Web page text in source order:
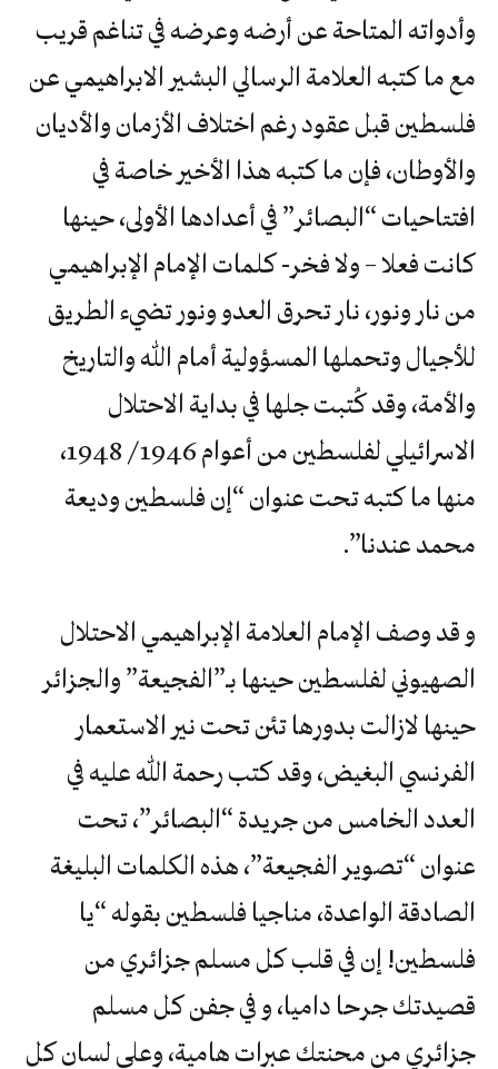
وأدواته المتاحة عن أرضه وعرضه في تناغم قريب
مع ما كتبه العلامة الرسالي البشير الابراهيمي عن
فلسطين قبل عقود رغم اختلاف الأزمان والأديان
والأوطان، فإن ما كتبه هذا الأخير خاصة في
افتتاحيات “البصائر” في أعدادها الأولى، حينها
كانت فعلا – ولا فخر- كلمات الإمام الإبراهيمي
من نار ونور، نار تحرق العدو ونور تضيء الطريق
للأجيال وتحملها المسؤولية أمام الله والتاريخ
والأمة، وقد كُتبت جلها في بداية الاحتلال
الاسرائيلي لفلسطين من أعوام 1946/ 1948،
منها ما كتبه تحت عنوان “إن فلسطين وديعة
محمد عندنا”.
و قد وصف الإمام العلامة الإبراهيمي الاحتلال
الصهيوني لفلسطين حينها بـ”الفجيعة” والجزائر
حينها لازالت بدورها تئن تحت نير الاستعمار
الفرنسي البغيض، وقد كتب رحمة الله عليه في
العدد الخامس من جريدة “البصائر”، تحت
عنوان “تصوير الفجيعة”، هذه الكلمات البليغة
الصادقة الواعدة، مناجيا فلسطين بقوله “يا
فلسطين! إن في قلب كل مسلم جزائري من
قصيدتك جرحا داميا، و في جفن كل مسلم
جزائري من محنتك عبرات هامية، وعلى لسان كل